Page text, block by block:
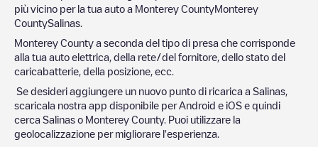
più vicino per la tua auto a Monterey CountyMonterey
CountySalinas
Monterey County a seconda del tipo di presa che corrisponde
alla tua auto elettrica, della rete/del fornitore, dello stato del
caricabatterie, della posizione, ecc.
Se desideri aggiungere un nuovo punto di ricarica a Salinas
scaricala nostra app disponibile per Android e iOS e quindi
cerca Salinas o Monterey County. Puoi utilizzare la
geolocalizzazione per migliorare l'esperienza.